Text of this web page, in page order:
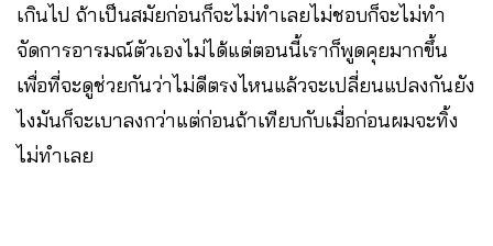
เกินไป ถ้าเป็นสมัยก่อนก็จะไม่ทำเลยไม่ชอบก็จะไม่ทำ
จัดการอารมณ์ตัวเองไม่ได้แต่ตอนนี้เราก็พูดคุยมากขึ้น
เพื่อที่จะดูช่วยกันว่าไม่ดีตรงไหนแล้วจะเปลี่ยนแปลงกันยัง
ไงมันก็จะเบาลงกว่าแต่ก่อนถ้าเทียบกับเมื่อก่อนผมจะทิ้ง
ไม่ทำเลย